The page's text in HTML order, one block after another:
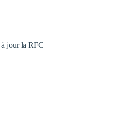
jour la RFC